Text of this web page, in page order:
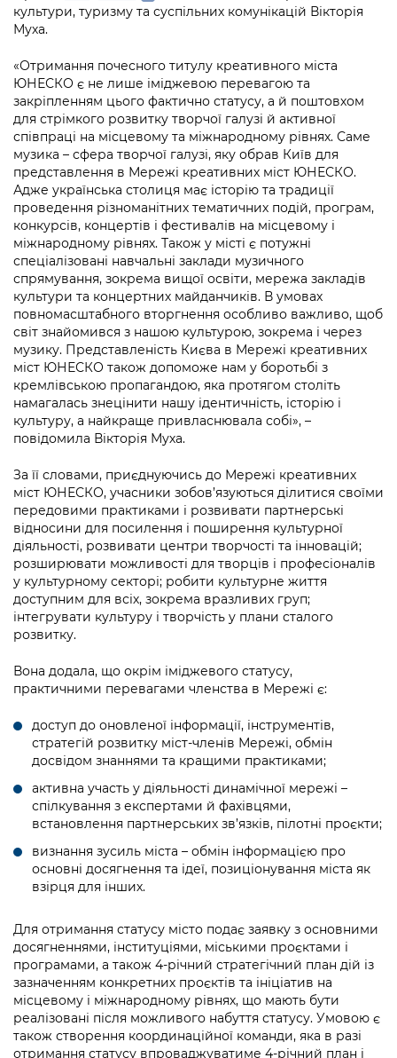
Підприємства, установи, організації
Річні звіти
Гендерна політика
Безбар'єрність
Київська міська військова адміністрація
Портал Захисників та Захисниць
Безбар'єрність
Портал послуг
Міський застосунок Київ Цифровий
Важливе під час воєнного стану
Уряд» – місцевий рівень»
Про відкриті дані
Публічні дашборди
культури, туризму та суспільних комунікацій Вікторія
Муха.
«Отримання почесного титулу креативного міста
ЮНЕСКО є не лише іміджевою перевагою та
закріпленням цього фактично статусу, а й поштовхом
для стрімкого розвитку творчої галузі й активної
співпраці на місцевому та міжнародному рівнях. Саме
музика – сфера творчої галузі, яку обрав Київ для
представлення в Мережі креативних міст ЮНЕСКО.
Адже українська столиця має історію та традиції
проведення різноманітних тематичних подій, програм,
конкурсів, концертів і фестивалів на місцевому і
міжнародному рівнях. Також у місті є потужні
спеціалізовані навчальні заклади музичного
спрямування, зокрема вищої освіти, мережа закладів
культури та концертних майданчиків. В умовах
повномасштабного вторгнення особливо важливо, щоб
світ знайомився з нашою культурою, зокрема і через
музику. Представленість Києва в Мережі креативних
міст ЮНЕСКО також допоможе нам у боротьбі з
кремлівською пропагандою, яка протягом століть
намагалась знецінити нашу ідентичність, історію і
культуру, а найкраще привласнювала собі», –
повідомила Вікторія Муха.
За її словами, приєднуючись до Мережі креативних
міст ЮНЕСКО, учасники зобов’язуються ділитися своїми
передовими практиками і розвивати партнерські
відносини для посилення і поширення культурної
діяльності, розвивати центри творчості та інновацій;
розширювати можливості для творців і професіоналів
у культурному секторі; робити культурне життя
доступним для всіх, зокрема вразливих груп;
інтегрувати культуру і творчість у плани сталого
розвитку.
Вона додала, що окрім іміджевого статусу,
практичними перевагами членства в Мережі є:
доступ до оновленої інформації, інструментів,
стратегій розвитку міст-членів Мережі, обмін
досвідом знаннями та кращими практиками;
активна участь у діяльності динамічної мережі –
спілкування з експертами й фахівцями,
встановлення партнерських зв’язків, пілотні проєкти;
визнання зусиль міста – обмін інформацією про
основні досягнення та ідеї, позиціонування міста як
взірця для інших.
Для отримання статусу місто подає заявку з основними
досягненнями, інституціями, міськими проєктами і
програмами, а також 4-річний стратегічний план дій із
зазначенням конкретних проєктів та ініціатив на
місцевому і міжнародному рівнях, що мають бути
реалізовані після можливого набуття статусу. Умовою є
також створення координаційної команди, яка в разі
отримання статусу впроваджуватиме 4-річний план і